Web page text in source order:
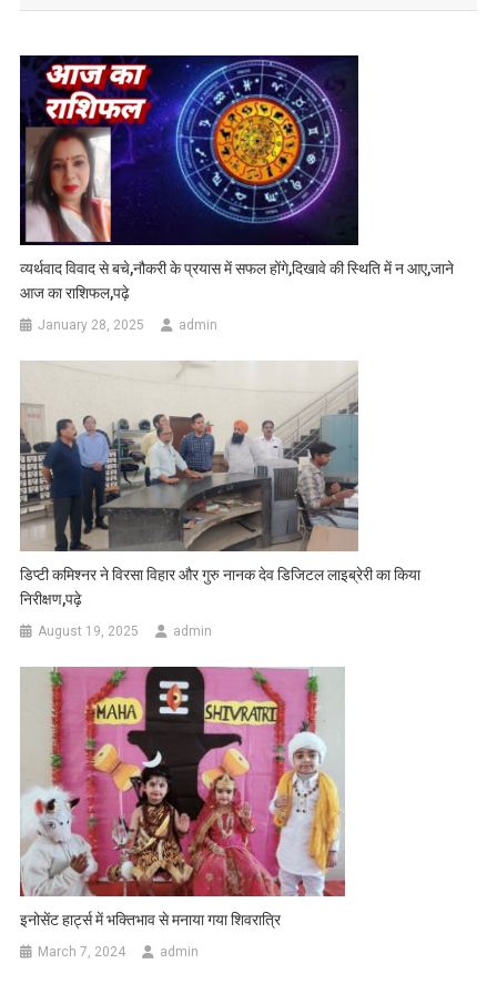
व्यर्थवाद विवाद से बचे,नौकरी के प्रयास में सफल होंगे,दिखावे की स्थिति में न आए,जाने
आज का राशिफल,पढ़े
January 28, 2025 admin
डिप्टी कमिश्नर ने विरसा विहार और गुरु नानक देव डिजिटल लाइब्रेरी का किया
निरीक्षण,पढ़े
August 19, 2025 admin
इनोसेंट हार्ट्स में भक्तिभाव से मनाया गया शिवरात्रि
March 7, 2024 admin